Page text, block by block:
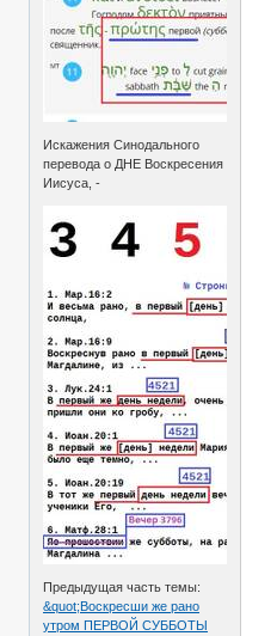
Искажения Синодального
перевода о ДНЕ Воскресения
Иисуса, -
Предыдущая часть темы:
&quot;Воскресши же рано
утром ПЕРВОЙ СУББОТЫ